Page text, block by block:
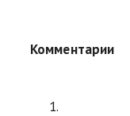
Комментарии